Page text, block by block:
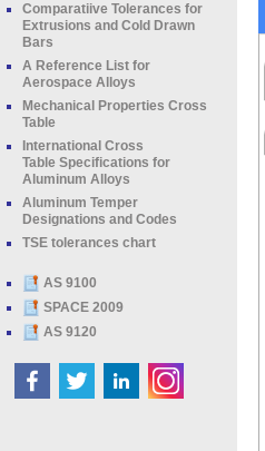
Comparatiive Tolerances for
Extrusions and Cold Drawn
Bars
A Reference List for
Aerospace Alloys
Mechanical Properties Cross
Table
International Cross
Table Specifications for
Aluminum Alloys
Aluminum Temper
Designations and Codes
TSE tolerances chart
AS 9100
SPACE 2009
AS 9120